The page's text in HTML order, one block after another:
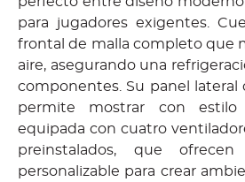
para jugadores exigentes.
frontal de malla completo que
aire, asegurando una
componentes. Su panel
permite mostrar con estilo
equipada con cuatro
preinstalados, que
personalizable para crear